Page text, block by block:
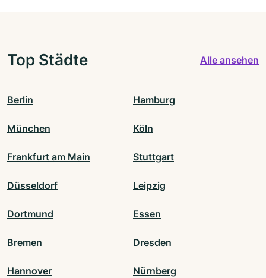
Top Städte Alle ansehen
Berlin Hamburg
München Köln
Frankfurt am Main Stuttgart
Düsseldorf Leipzig
Dortmund Essen
Bremen Dresden
Hannover Nürnberg